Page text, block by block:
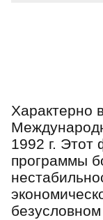
Характерно
1992 г.
программы